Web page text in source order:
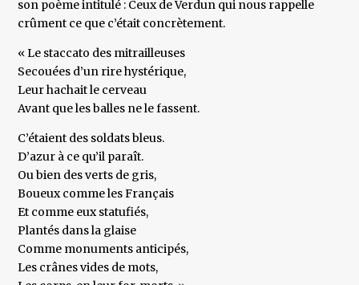
son poème intitulé : Ceux de Verdun qui nous rappelle
crûment ce que c’était concrètement.
« Le staccato des mitrailleuses
Secouées d’un rire hystérique,
Leur hachait le cerveau
Avant que les balles ne le fassent.
C’étaient des soldats bleus.
D’azur à ce qu’il paraît.
Ou bien des verts de gris,
Boueux comme les Français
Et comme eux statufiés,
Plantés dans la glaise
Comme monuments anticipés,
Les crânes vides de mots,